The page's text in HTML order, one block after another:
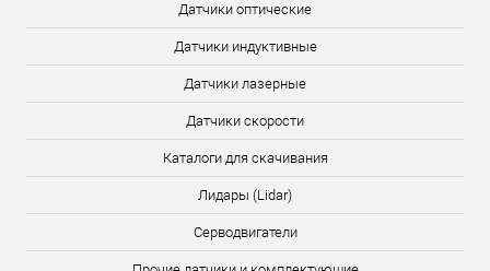
Датчики оптические
Датчики индуктивные
Датчики лазерные
Датчики скорости
Каталоги для скачивания
Лидары (Lidar)
Серводвигатели